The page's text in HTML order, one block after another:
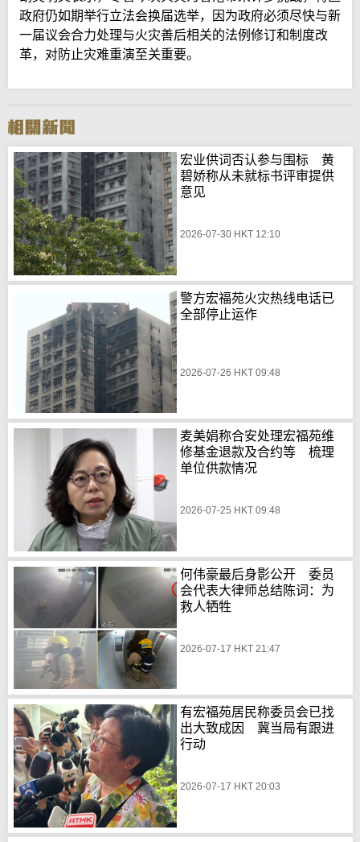
政府仍如期举行立法会换届选举，因为政府必须尽快与新
一届议会合力处理与火灾善后相关的法例修订和制度改
革，对防止灾难重演至关重要。
宏业供词否认参与围标 黄
碧娇称从未就标书评审提供
意见
2026-07-30 HKT 12:10
警方宏福苑火灾热线电话已
全部停止运作
2026-07-26 HKT 09:48
麦美娟称合安处理宏福苑维
修基金退款及合约等 梳理
单位供款情况
2026-07-25 HKT 09:48
何伟豪最后身影公开 委员
会代表大律师总结陈词：为
救人牺牲
2026-07-17 HKT 21:47
有宏福苑居民称委员会已找
出大致成因 冀当局有跟进
行动
2026-07-17 HKT 20:03